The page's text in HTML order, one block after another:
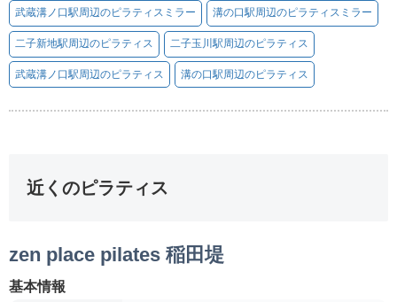
武蔵溝ノ口駅周辺のピラティスミラー 溝の口駅周辺のピラティスミラー
二子新地駅周辺のピラティス 二子玉川駅周辺のピラティス
武蔵溝ノ口駅周辺のピラティス 溝の口駅周辺のピラティス
近くのピラティス
zen place pilates 稲田堤
基本情報